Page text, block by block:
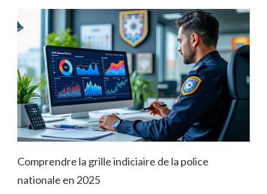
Comprendre la grille indiciaire de la police
nationale en 2025